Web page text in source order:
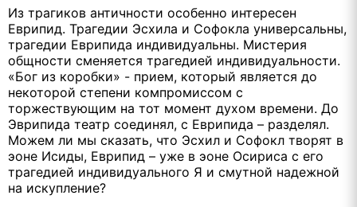
Из трагиков античности особенно интересен
Еврипид. Трагедии Эсхила и Софокла универсальны,
трагедии Еврипида индивидуальны. Мистерия
общности сменяется трагедией индивидуальности.
«Бог из коробки» - прием, который является до
некоторой степени компромиссом с
торжествующим на тот момент духом времени. До
Эврипида театр соединял, с Еврипида – разделял.
Можем ли мы сказать, что Эсхил и Софокл творят в
эоне Исиды, Еврипид – уже в эоне Осириса с его
трагедией индивидуального Я и смутной надежной
на искупление?